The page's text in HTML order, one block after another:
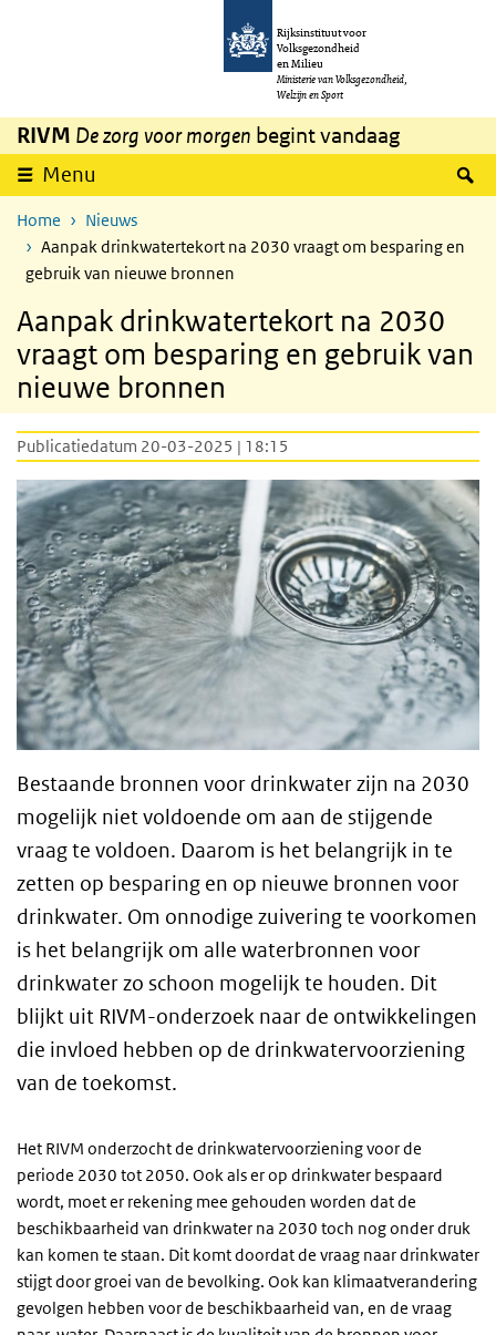
Overslaan en naar de inhoud gaan
Rijksinstituut voor
Volksgezondheid
en Milieu
Ministerie van Volksgezondheid,
Welzijn en Sport
RIVM De zorg voor morgen begint vandaag
Menu
Home
Nieuws
Aanpak drinkwatertekort na 2030 vraagt om besparing en
gebruik van nieuwe bronnen
Aanpak drinkwatertekort na 2030
vraagt om besparing en gebruik van
nieuwe bronnen
Publicatiedatum 20-03-2025 | 18:15
Bestaande bronnen voor drinkwater zijn na 2030
mogelijk niet voldoende om aan de stijgende
vraag te voldoen. Daarom is het belangrijk in te
zetten op besparing en op nieuwe bronnen voor
drinkwater. Om onnodige zuivering te voorkomen
is het belangrijk om alle waterbronnen voor
drinkwater zo schoon mogelijk te houden. Dit
blijkt uit RIVM-onderzoek naar de ontwikkelingen
die invloed hebben op de drinkwatervoorziening
van de toekomst.
Het RIVM onderzocht de drinkwatervoorziening voor de
periode 2030 tot 2050. Ook als er op drinkwater bespaard
wordt, moet er rekening mee gehouden worden dat de
beschikbaarheid van drinkwater na 2030 toch nog onder druk
kan komen te staan. Dit komt doordat de vraag naar drinkwater
stijgt door groei van de bevolking. Ook kan klimaatverandering
gevolgen hebben voor de beschikbaarheid van, en de vraag